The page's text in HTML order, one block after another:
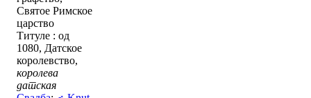
Святое Римское
царство
Титуле : од
1080, Датское
королевство,
королева
датская